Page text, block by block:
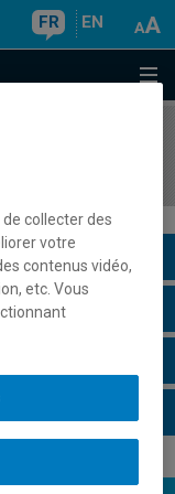
FR EN
collecter des
votre
contenus vidéo,
etc. Vous